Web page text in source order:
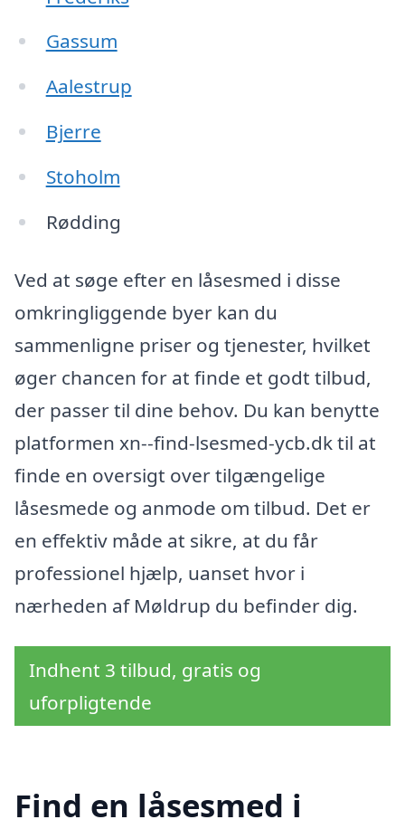
Gassum
Aalestrup
Bjerre
Stoholm
Rødding
Ved at søge efter en låsesmed i disse
omkringliggende byer kan du
sammenligne priser og tjenester, hvilket
øger chancen for at finde et godt tilbud,
der passer til dine behov. Du kan benytte
platformen xn--find-lsesmed-ycb.dk til at
finde en oversigt over tilgængelige
låsesmede og anmode om tilbud. Det er
en effektiv måde at sikre, at du får
professionel hjælp, uanset hvor i
nærheden af Møldrup du befinder dig.
Indhent 3 tilbud, gratis og
uforpligtende
Find en låsesmed i